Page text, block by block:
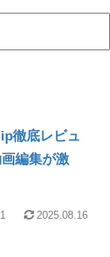
徹底レビュ
編集が激
2025.08.16